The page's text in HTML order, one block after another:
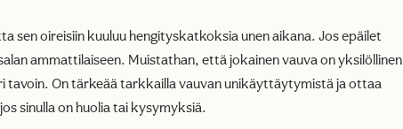
sen oireisiin kuuluu hengityskatkoksia unen aikana. Jos epäilet
ammattilaiseen. Muistathan, että jokainen vauva on yksilöllinen
tavoin. On tärkeää tarkkailla vauvan unikäyttäytymistä ja ottaa
sinulla on huolia tai kysymyksiä.